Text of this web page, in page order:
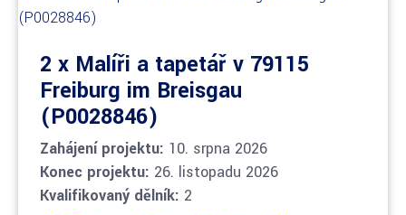
2 x Malíři a tapetář v 79115
Freiburg im Breisgau
(P0028846)
Zahájení projektu: 10. srpna 2026
Konec projektu: 26. listopadu 2026
Kvalifikovaný dělník: 2